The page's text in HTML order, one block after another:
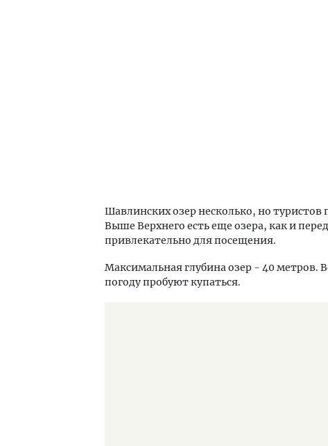
Шавлинских озер несколько, но
Выше Верхнего есть еще озера, как и
привлекательно для посещения.
Максимальная глубина озер - 40 метров.
погоду пробуют купаться.